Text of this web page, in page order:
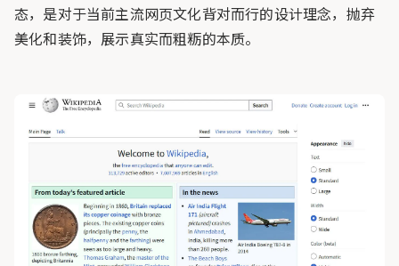
态，是对于当前主流网页文化背对而行的设计理念，抛弃
美化和装饰，展示真实而粗粝的本质。